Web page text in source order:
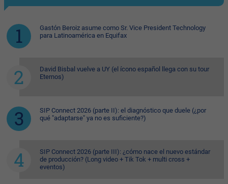
Gastón Beroiz asume como Sr. Vice President Technology
para Latinoamérica en Equifax
David Bisbal vuelve a UY (el ícono español llega con su tour
Eternos)
SIP Connect 2026 (parte II): el diagnóstico que duele (¿por
qué "adaptarse" ya no es suficiente?)
SIP Connect 2026 (parte III): ¿cómo nace el nuevo estándar
de producción? (Long video + Tik Tok + multi cross +
eventos)